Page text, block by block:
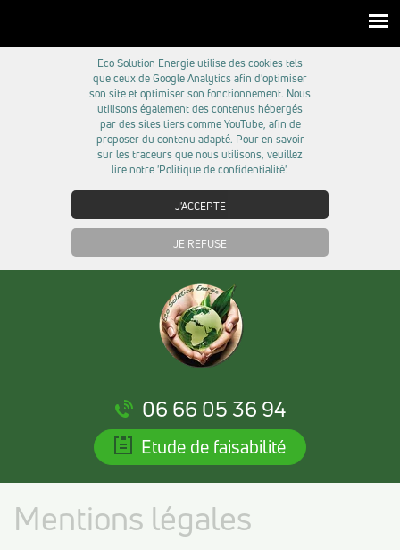
Eco Solution Energie utilise des cookies tels
que ceux de Google Analytics afin d'optimiser
son site et optimiser son fonctionnement. Nous
utilisons également des contenus hébergés
par des sites tiers comme YouTube, afin de
proposer du contenu adapté. Pour en savoir
sur les traceurs que nous utilisons, veuillez
lire notre 'Politique de confidentialité'.
J'ACCEPTE
JE REFUSE
06 66 05 36 94
Etude de faisabilité
Mentions légales